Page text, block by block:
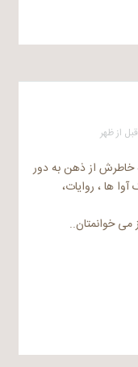
خاطرش از ذهن به دور
ها ، روایات،
می خوانمتان..